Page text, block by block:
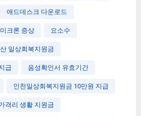
애드데스크 다운로드
크론 증상 요소수
일상회복지원금
급 음성확인서 유효기간
인천일상회복지원금 10만원 지급
격리 생활 지원금